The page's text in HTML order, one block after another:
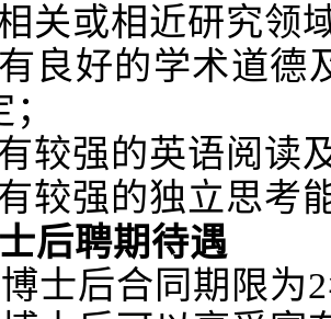
关或相近研究领
良好的学术道德
较强的英语阅读
较强的独立思考
后聘期待遇
士后合同期限为